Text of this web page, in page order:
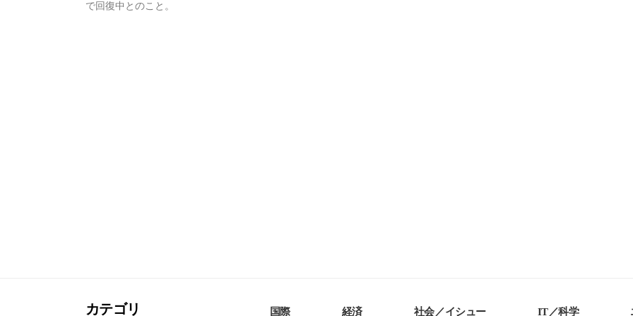
で回復中とのこと。
カテゴリ 国際 経済 社会／イシュー IT／科学